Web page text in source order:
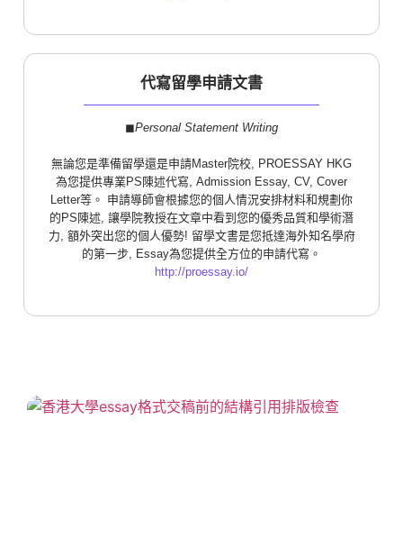
代寫留學申請文書
◼︎Personal Statement Writing
無論您是準備留學還是申請Master院校, PROESSAY HKG
為您提供專業PS陳述代寫, Admission Essay, CV, Cover
Letter等。 申請導師會根據您的個人情況安排材料和規劃你
的PS陳述, 讓學院教授在文章中看到您的優秀品質和學術潛
力, 額外突出您的個人優勢! 留學文書是您抵達海外知名學府
的第一步, Essay為您提供全方位的申請代寫。
http://proessay.io/